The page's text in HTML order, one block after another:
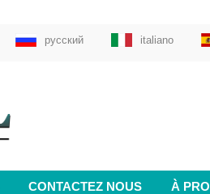
русский italiano
CONTACTEZ NOUS À